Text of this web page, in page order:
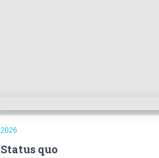
2026
Status quo